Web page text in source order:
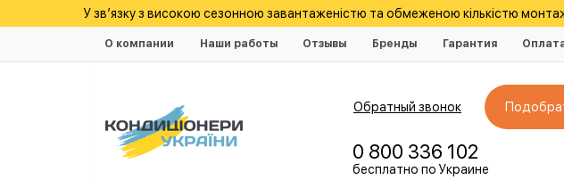
У зв’язку з високою сезонною завантаженістю та обмеженою кількістю
О компании Наши работы Отзывы Бренды Гарантия
Обратный звонок
0 800 336 102
бесплатно по Украине